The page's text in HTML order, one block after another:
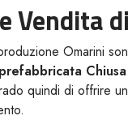
Vendita di
Omarini
Chiusa
quindi di offrire